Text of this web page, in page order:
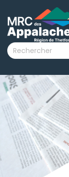
submenu (La
submenu
submenu
submenu
submenu